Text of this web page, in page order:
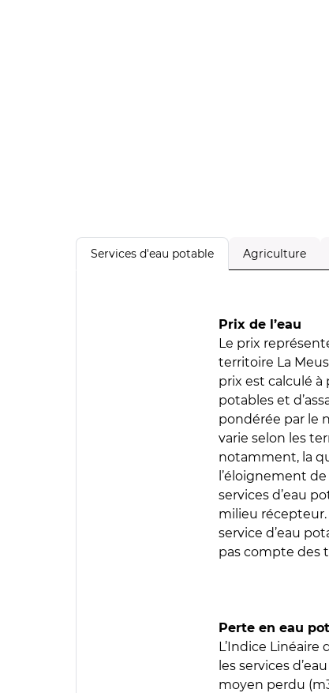
Services d'eau potable Agriculture
Prix de l’eau
Le prix
territoire La
prix est calculé à
potables et
pondérée par le
varie selon les
notamment, la
l’éloignement
services d’eau
milieu
service d’eau
pas compte des
Perte en eau
L’Indice
les services
moyen perdu